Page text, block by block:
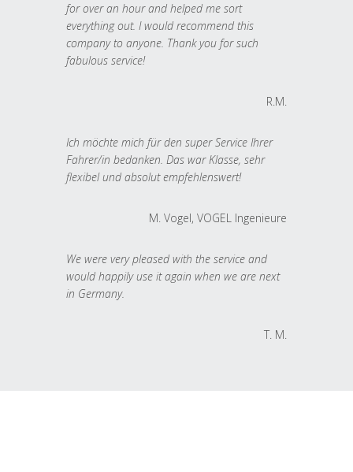
for over an hour and helped me sort
everything out. I would recommend this
company to anyone. Thank you for such
fabulous service!
R.M.
Ich möchte mich für den super Service Ihrer
Fahrer/in bedanken. Das war Klasse, sehr
flexibel und absolut empfehlenswert!
M. Vogel, VOGEL Ingenieure
We were very pleased with the service and
would happily use it again when we are next
in Germany.
T. M.